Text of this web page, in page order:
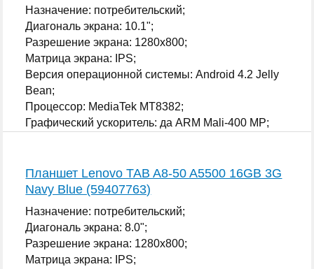
Назначение: потребительский;
Диагональ экрана: 10.1";
Разрешение экрана: 1280x800;
Матрица экрана: IPS;
Версия операционной системы: Android 4.2 Jelly
Bean;
Процессор: MediaTek MT8382;
Графический ускоритель: да ARM Mali-400 MP;
Планшет Lenovo TAB A8-50 A5500 16GB 3G
Navy Blue (59407763)
Назначение: потребительский;
Диагональ экрана: 8.0";
Разрешение экрана: 1280x800;
Матрица экрана: IPS;